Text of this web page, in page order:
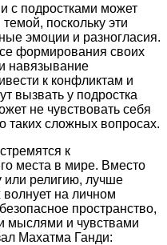
с подростками может
поскольку эти
эмоции и разногласия.
формирования своих
навязывание
к конфликтам и
вызвать у подростка
не чувствовать себя
таких сложных вопросах.
к
места в мире. Вместо
или религию, лучше
волнует на личном
пространство,
мыслями и чувствами
Махатма Ганди: